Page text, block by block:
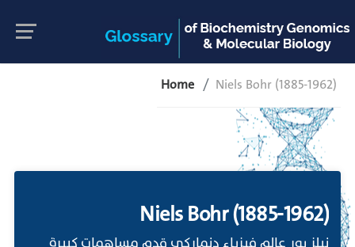
Home Niels Bohr (1885-1962)
Niels Bohr (1885-1962)